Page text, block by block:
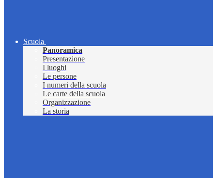
Scuola
Panoramica
Presentazione
I luoghi
Le persone
I numeri della scuola
Le carte della scuola
Organizzazione
La storia